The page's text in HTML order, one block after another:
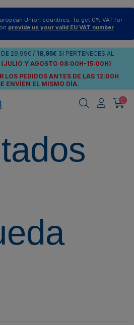
Union countries. To get 0% VAT for
provide us your valid EU VAT number
29,99€ / 18,95€ SI PERTENECES AL
(JULIO Y AGOSTO 08:00H-15:00H)
LOS PEDIDOS ANTES DE LAS 12:00H
ENVÍEN EL MISMO DÍA.
0